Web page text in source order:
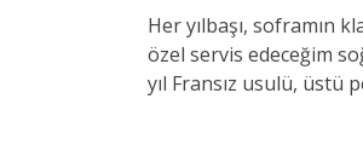
Her yılbaşı, soframın
özel servis edeceğim
yıl Fransız usulü, üstü